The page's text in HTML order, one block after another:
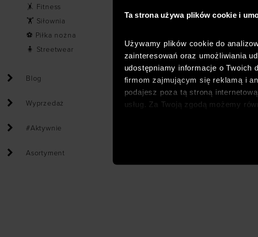
Ta strona używa plików cookie i
Używamy plików cookie do
zainteresowań oraz umożliwiania
udostępniamy informacje o Twoich
firmom zajmującym się reklamą i
podajesz poza tą stroną
usług. Za Twoją zgodą możemy
społecznościowych).
🤸 Fitness
🏋 Siłownia
⚽ Piłka nożna
🧍 Streetwear
Blog
Wyprzedaż
#Aktywnie
Asortyment